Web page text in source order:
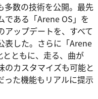
多数の技術を公開。最先
である「Arene OS」を
アップデートを、すべて
表した。さらに「Arene
ともに、走る、曲が
のカスタマイズも可能と
った機能もリアルに提示